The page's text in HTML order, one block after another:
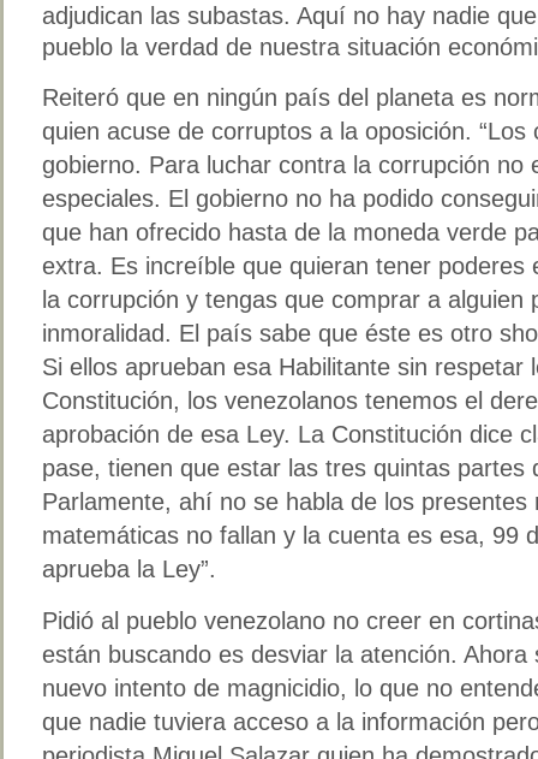
adjudican las subastas. Aquí no hay nadie
pueblo la verdad de nuestra situación
Reiteró que en ningún país del planeta es
quien acuse de corruptos a la oposición. “Los
gobierno. Para luchar contra la corrupción no
especiales. El gobierno no ha podido
que han ofrecido hasta de la moneda verde
extra. Es increíble que quieran tener poderes
la corrupción y tengas que comprar a alguien
inmoralidad. El país sabe que éste es otro
Si ellos aprueban esa Habilitante sin respetar
Constitución, los venezolanos tenemos el
aprobación de esa Ley. La Constitución dice
pase, tienen que estar las tres quintas partes
Parlamente, ahí no se habla de los presentes
matemáticas no fallan y la cuenta es esa, 99
aprueba la Ley”.
Pidió al pueblo venezolano no creer en
están buscando es desviar la atención.
nuevo intento de magnicidio, lo que no
que nadie tuviera acceso a la información